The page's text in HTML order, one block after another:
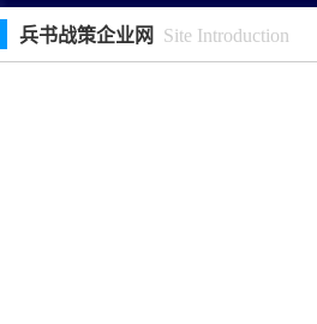
兵书战策企业网 Site Introduction